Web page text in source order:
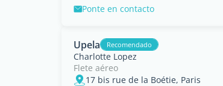
Ponte en contacto
Upela Recomendado
Charlotte Lopez
Flete aéreo
17 bis rue de la Boétie, Paris